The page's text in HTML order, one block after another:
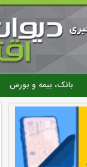
بانک، بیمه و بورس